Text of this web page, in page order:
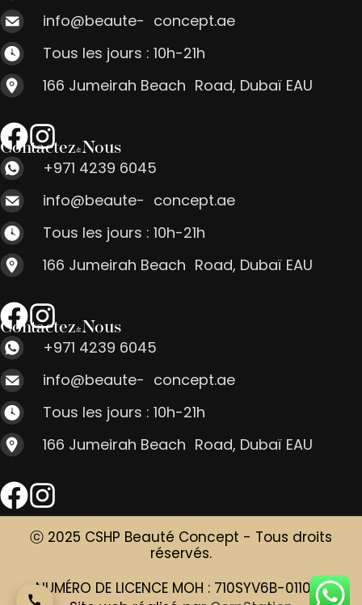
info@beaute- concept.ae
Tous les jours : 10h-21h
166 Jumeirah Beach Road, Dubaï EAU
Contactez-Nous
+971 4239 6045
info@beaute- concept.ae
Tous les jours : 10h-21h
166 Jumeirah Beach Road, Dubaï EAU
Contactez-Nous
+971 4239 6045
info@beaute- concept.ae
Tous les jours : 10h-21h
166 Jumeirah Beach Road, Dubaï EAU
ⓒ 2025 CSHP Beauté Concept - Tous droits
réservés.
NUMÉRO DE LICENCE MOH : 710SYV6B-011025